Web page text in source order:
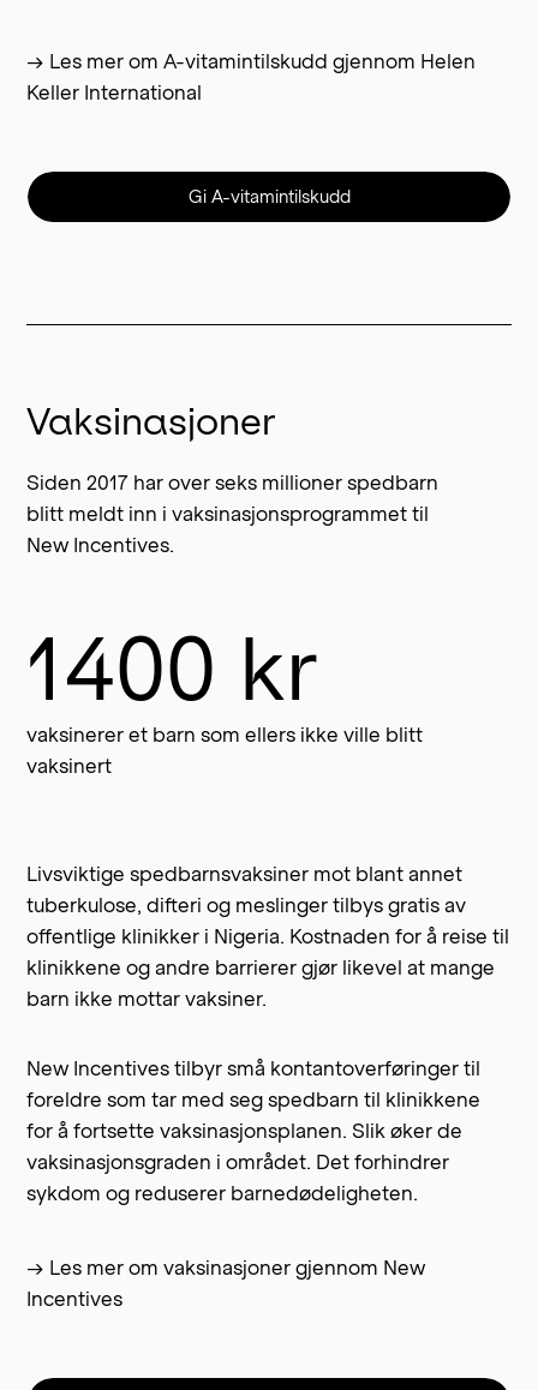
→ Les mer om A-vitamintilskudd gjennom Helen
Keller International
Gi A-vitamintilskudd
Vaksinasjoner
Siden 2017 har over seks millioner spedbarn
blitt meldt inn i vaksinasjonsprogrammet til
New Incentives.
1400 kr
vaksinerer et barn som ellers ikke ville blitt
vaksinert
Livsviktige spedbarnsvaksiner mot blant annet
tuberkulose, difteri og meslinger tilbys gratis av
offentlige klinikker i Nigeria. Kostnaden for å reise til
klinikkene og andre barrierer gjør likevel at mange
barn ikke mottar vaksiner.
New Incentives tilbyr små kontantoverføringer til
foreldre som tar med seg spedbarn til klinikkene
for å fortsette vaksinasjonsplanen. Slik øker de
vaksinasjonsgraden i området. Det forhindrer
sykdom og reduserer barnedødeligheten.
→ Les mer om vaksinasjoner gjennom New
Incentives